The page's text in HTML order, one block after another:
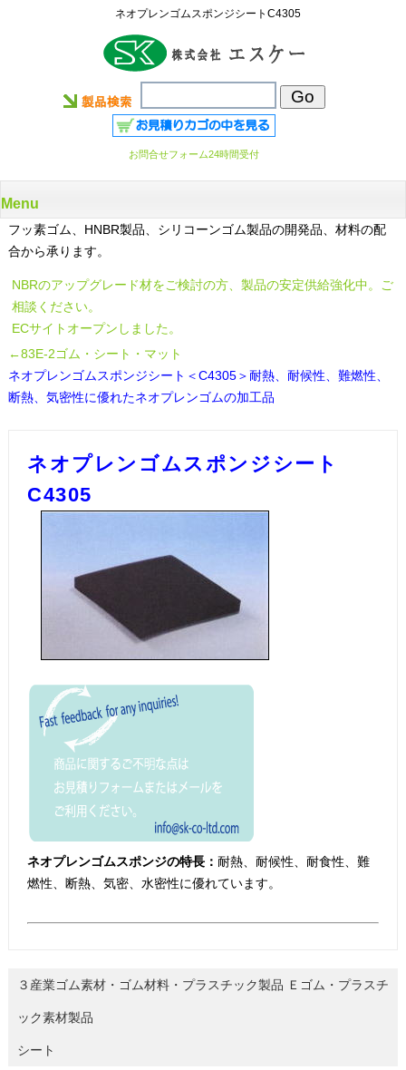
ネオプレンゴムスポンジシートC4305
お問合せフォーム24時間受付
Menu
フッ素ゴム、HNBR製品、シリコーンゴム製品の開発品、材料の配
合から承ります。
NBRのアップグレード材をご検討の方、製品の安定供給強化中。ご
相談ください。
ECサイトオープンしました。
←83E-2ゴム・シート・マット
ネオプレンゴムスポンジシート＜C4305＞耐熱、耐候性、難燃性、
断熱、気密性に優れたネオプレンゴムの加工品
ネオプレンゴムスポンジシート
C4305
ネオプレンゴムスポンジの特長： 耐熱、耐候性、耐食性、難
燃性、断熱、気密、水密性に優れています。
３産業ゴム素材・ゴム材料・プラスチック製品 Ｅゴム・プラスチ
ック素材製品
シート